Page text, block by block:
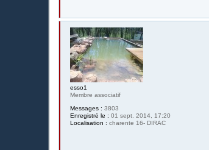
esso1
Membre associatif
Messages : 3803
Enregistré le : 01 sept. 2014, 17:20
Localisation : charente 16- DIRAC